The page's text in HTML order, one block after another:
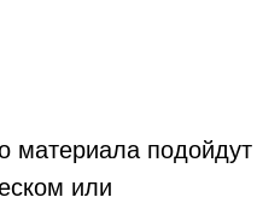
материала подойдут
или